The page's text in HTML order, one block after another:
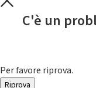
C'è un
Per favore riprova.
Riprova